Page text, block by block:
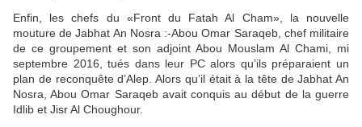
Enfin, les chefs du «Front du Fatah Al Cham», la nouvelle
mouture de Jabhat An Nosra :-Abou Omar Saraqeb, chef militaire
de ce groupement et son adjoint Abou Mouslam Al Chami, mi
septembre 2016, tués dans leur PC alors qu’ils préparaient un
plan de reconquête d’Alep. Alors qu’il était à la tête de Jabhat An
Nosra, Abou Omar Saraqeb avait conquis au début de la guerre
Idlib et Jisr Al Choughour.